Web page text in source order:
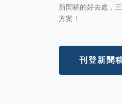
新聞稿的好去處，
方案！
刊登新聞